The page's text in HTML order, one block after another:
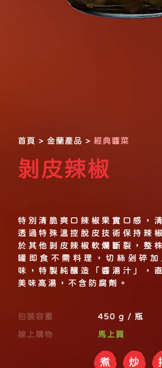
首頁 > 金蘭產品 > 經典醬菜
剝皮辣椒
特別清脆爽口辣椒果實口感，
透過特殊溫控脫皮技術保持辣
於其他剝皮辣椒軟爛斷裂，整
罐即食不需料理，切絲剁碎
味，特製純釀造「醬湯汁」，
美味高湯，不含防腐劑。
包裝容量 450 g / 瓶
線上購物 馬上買
煮 炒